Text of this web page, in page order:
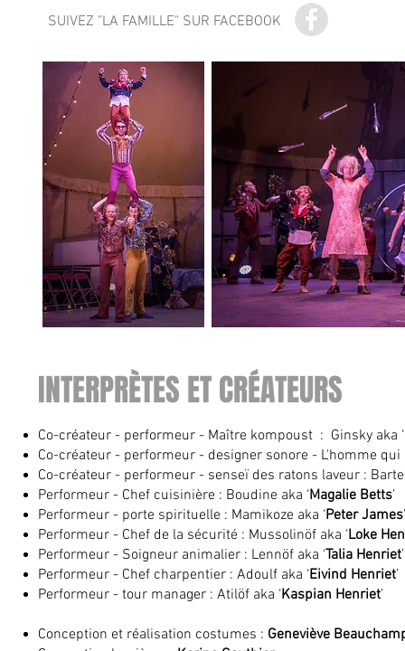
SUIVEZ "LA FAMILLE" SUR FACEBOOK
INTERPRÈTES ET CRÉATEURS
Co-créateur - performeur - Maître kompoust : Ginsky aka ‘
Co-créateur - performeur - designer sonore - L'homme
Co-créateur - performeur - senseï des ratons laveur :
Performeur - Chef cuisinière : Boudine aka ‘Magalie Betts’
Performeur - porte spirituelle : Mamikoze aka ‘Peter James’
Performeur - Chef de la sécurité : Mussolinöf aka ‘Loke
Performeur - Soigneur animalier : Lennöf aka ‘Talia Henriet’
Performeur - Chef charpentier : Adoulf aka ‘Eivind Henriet’
Performeur - tour manager : Atilöf aka ‘Kaspian Henriet’
Conception et réalisation costumes : Geneviève